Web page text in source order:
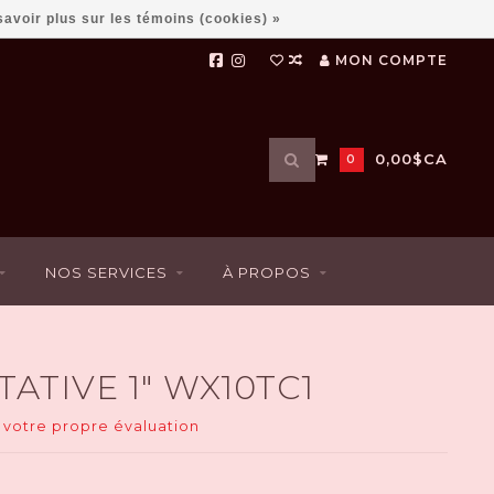
MON COMPTE
Utilisez
les
et
pour
sélectionner
0 0,00$CA
NOS SERVICES À PROPOS
1" WX10TC1
votre propre évaluation
plus sur les témoins (cookies) »